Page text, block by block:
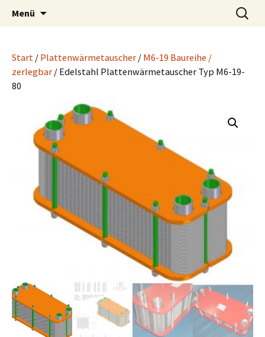
LUPI Wärmetechnik
Wärmetauscher Technik
Menü
Suchen
nach:
Start / Plattenwärmetauscher / M6-19 Baureihe /
zerlegbar / Edelstahl Plattenwärmetauscher Typ M6-19-
80